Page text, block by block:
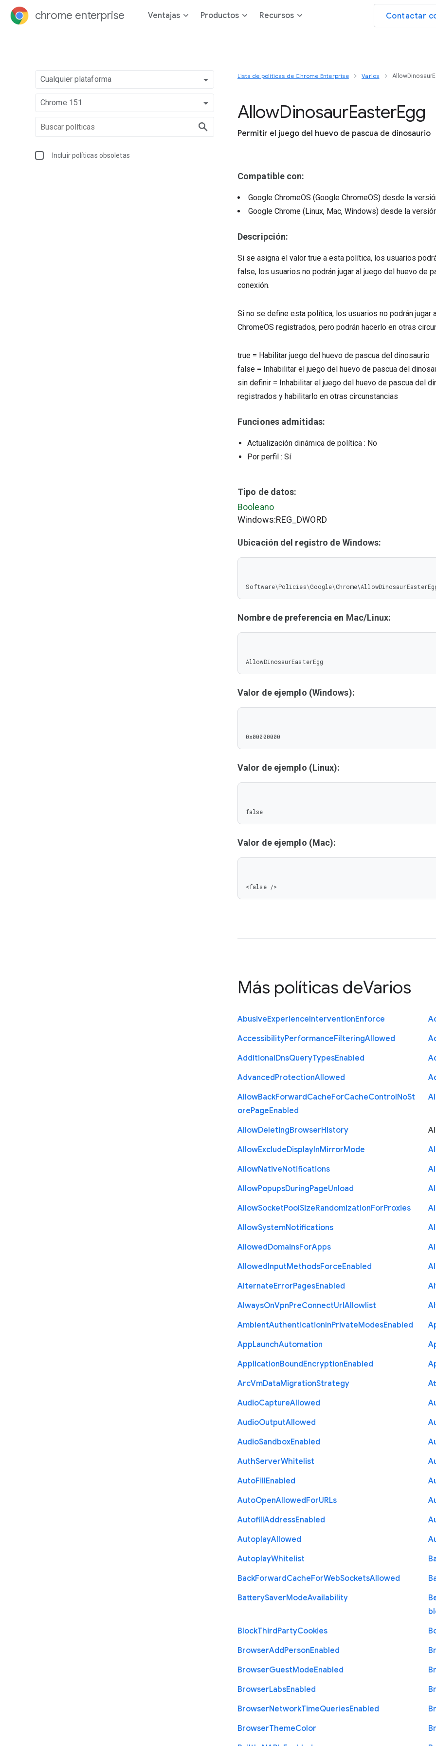
chrome enterprise Ventajas Productos Recursos Contactar
Cualquier plataforma
Chrome 151
Incluir políticas obsoletas
Lista de políticas de Chrome Enterprise Varios
AllowDinosaurEasterEgg
Permitir el juego del huevo de pascua de dinosaurio
Compatible con:
Google ChromeOS (Google ChromeOS) desde la
Google Chrome (Linux, Mac, Windows) desde la
Descripción:
Si se asigna el valor true a esta política, los usuarios
false, los usuarios no podrán jugar al juego del huevo de
conexión.
Si no se define esta política, los usuarios no podrán
ChromeOS registrados, pero podrán hacerlo en otras
true = Habilitar juego del huevo de pascua del dinosaurio
false = Inhabilitar el juego del huevo de pascua del
sin definir = Inhabilitar el juego del huevo de pascua del
registrados y habilitarlo en otras circunstancias
Funciones admitidas:
Actualización dinámica de política : No
Por perfil : Sí
Tipo de datos:
Booleano
Windows:REG_DWORD
Ubicación del registro de Windows:
Nombre de preferencia en Mac/Linux:
AllowDinosaurEasterEgg
Valor de ejemplo (Windows):
0x00000000
Valor de ejemplo (Linux):
false
Valor de ejemplo (Mac):
<false />
Más políticas deVarios
AbusiveExperienceInterventionEnforce
AccessibilityPerformanceFilteringAllowed
AdditionalDnsQueryTypesEnabled
AdvancedProtectionAllowed
AllowBackForwardCacheForCacheControlNoSt
orePageEnabled
AllowDeletingBrowserHistory
AllowExcludeDisplayInMirrorMode
AllowNativeNotifications
AllowPopupsDuringPageUnload
AllowSocketPoolSizeRandomizationForProxies
AllowSystemNotifications
AllowedDomainsForApps
AllowedInputMethodsForceEnabled
AlternateErrorPagesEnabled
AlwaysOnVpnPreConnectUrlAllowlist
AmbientAuthenticationInPrivateModesEnabled
AppLaunchAutomation
ApplicationBoundEncryptionEnabled
ArcVmDataMigrationStrategy
AudioCaptureAllowed
AudioOutputAllowed
AudioSandboxEnabled
AuthServerWhitelist
AutoFillEnabled
AutoOpenAllowedForURLs
AutofillAddressEnabled
AutoplayAllowed
AutoplayWhitelist
BackForwardCacheForWebSocketsAllowed
BatterySaverModeAvailability
BlockThirdPartyCookies
BrowserAddPersonEnabled
BrowserGuestModeEnabled
BrowserLabsEnabled
BrowserNetworkTimeQueriesEnabled
BrowserThemeColor